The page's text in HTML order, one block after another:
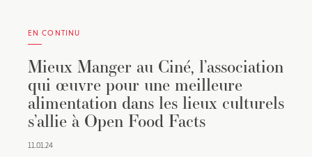
EN CONTINU
Mieux Manger au Ciné, l’association
qui œuvre pour une meilleure
alimentation dans les lieux culturels
s’allie à Open Food Facts
11.01.24